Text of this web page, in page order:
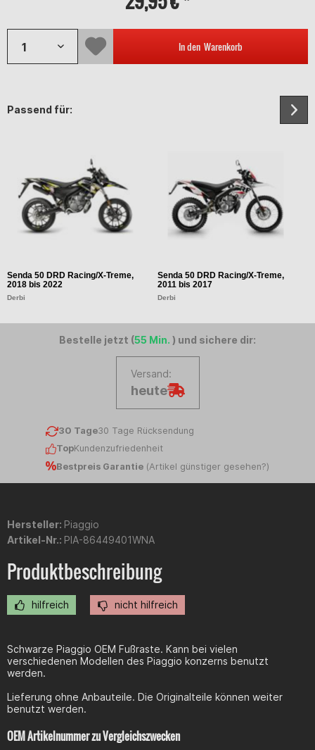
In den Warenkorb
Passend für:
Senda 50 DRD Racing/X-Treme,
2018 bis 2022
Derbi
Senda 50 DRD Racing/X-Treme,
2011 bis 2017
Derbi
Bestelle jetzt (55 Min. ) und sichere dir:
Versand:
heute
30 Tage30 Tage Rücksendung
TopKundenzufriedenheit
Bestpreis Garantie (Artikel günstiger gesehen?)
Hersteller: Piaggio
Artikel-Nr.: PIA-86449401WNA
Produktbeschreibung
hilfreich nicht hilfreich
Schwarze Piaggio OEM Fußraste. Kann bei vielen
verschiedenen Modellen des Piaggio konzerns benutzt
werden.
Lieferung ohne Anbauteile. Die Originalteile können weiter
benutzt werden.
OEM Artikelnummer zu Vergleichszwecken